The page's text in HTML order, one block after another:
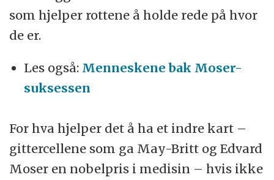
som hjelper rottene å holde rede på hvor
de er.
Les også: Menneskene bak Moser-
suksessen
For hva hjelper det å ha et indre kart –
gittercellene som ga May-Britt og Edvard
Moser en nobelpris i medisin – hvis ikke